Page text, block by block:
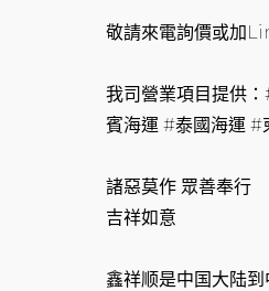
敬請來電詢價或加
我司營業項目提供
賓海運 #泰國海運 #
諸惡莫作 眾善奉行
吉祥如意
鑫祥顺是中国大陆